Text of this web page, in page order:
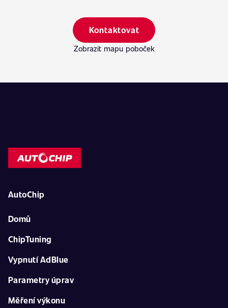
Kontaktovat
Zobrazit mapu poboček
AutoChip
Domů
ChipTuning
Vypnutí AdBlue
Parametry úprav
Měření výkonu